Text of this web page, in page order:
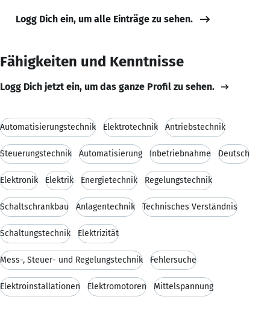
Logg Dich ein, um alle Einträge zu sehen.
Fähigkeiten und Kenntnisse
Logg Dich jetzt ein, um das ganze Profil zu sehen.
Automatisierungstechnik Elektrotechnik Antriebstechnik
Steuerungstechnik Automatisierung Inbetriebnahme Deutsch
Elektronik Elektrik Energietechnik Regelungstechnik
Schaltschrankbau Anlagentechnik Technisches Verständnis
Schaltungstechnik Elektrizität
Mess-, Steuer- und Regelungstechnik Fehlersuche
Elektroinstallationen Elektromotoren Mittelspannung